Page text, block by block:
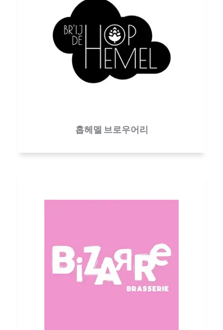
홉헤멜 브로우어리